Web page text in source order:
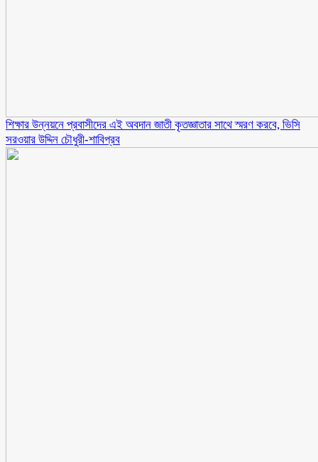
শিক্ষার উন্নয়নে প্রবাসীদের এই অবদান জাতী কৃতজ্ঞাতার সাথে স্মরণ করবে, ভিসি
সরওয়ার উদ্দিন চৌধুরী-শাবিপ্রব